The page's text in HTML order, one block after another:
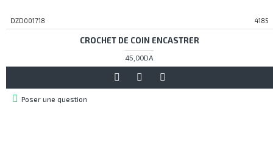
DZD001718 4185
CROCHET DE COIN ENCASTRER
45,00DA
Poser une question